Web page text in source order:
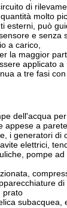
di
molto
esterni, può
e senza
a carico,
la maggior
applicato a
a tre fasi
dell'acqua
appese a
i generatori di
elettrici,
pompe ad
prato
subacquea,